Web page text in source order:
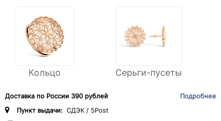
Кольцо Серьги-пусеты
Доставка по России 390 рублей
Подробнее
Пункт выдачи: СДЭК / 5Post